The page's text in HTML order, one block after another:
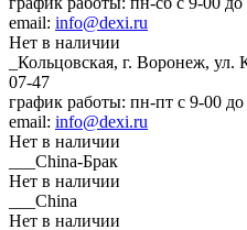
email: info@dexi.ru
Нет в наличии
_Кольцовская, г. Воронеж, ул.
07-47
график работы: пн-пт с 9-00
email: info@dexi.ru
Нет в наличии
___China-Брак
Нет в наличии
___China
Нет в наличии